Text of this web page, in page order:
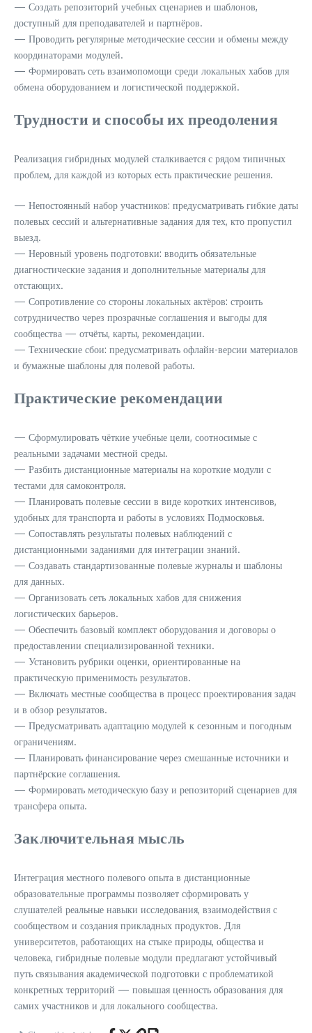
— Создать репозиторий учебных сценариев и шаблонов,
доступный для преподавателей и партнёров.
— Проводить регулярные методические сессии и обмены между
координаторами модулей.
— Формировать сеть взаимопомощи среди локальных хабов для
обмена оборудованием и логистической поддержкой.
Трудности и способы их преодоления
Реализация гибридных модулей сталкивается с рядом типичных
проблем, для каждой из которых есть практические решения.
— Непостоянный набор участников: предусматривать гибкие даты
полевых сессий и альтернативные задания для тех, кто пропустил
выезд.
— Неровный уровень подготовки: вводить обязательные
диагностические задания и дополнительные материалы для
отстающих.
— Сопротивление со стороны локальных актёров: строить
сотрудничество через прозрачные соглашения и выгоды для
сообщества — отчёты, карты, рекомендации.
— Технические сбои: предусматривать офлайн-версии материалов
и бумажные шаблоны для полевой работы.
Практические рекомендации
— Сформулировать чёткие учебные цели, соотносимые с
реальными задачами местной среды.
— Разбить дистанционные материалы на короткие модули с
тестами для самоконтроля.
— Планировать полевые сессии в виде коротких интенсивов,
удобных для транспорта и работы в условиях Подмосковья.
— Сопоставлять результаты полевых наблюдений с
дистанционными заданиями для интеграции знаний.
— Создавать стандартизованные полевые журналы и шаблоны
для данных.
— Организовать сеть локальных хабов для снижения
логистических барьеров.
— Обеспечить базовый комплект оборудования и договоры о
предоставлении специализированной техники.
— Установить рубрики оценки, ориентированные на
практическую применимость результатов.
— Включать местные сообщества в процесс проектирования задач
и в обзор результатов.
— Предусматривать адаптацию модулей к сезонным и погодным
ограничениям.
— Планировать финансирование через смешанные источники и
партнёрские соглашения.
— Формировать методическую базу и репозиторий сценариев для
трансфера опыта.
Заключительная мысль
Интеграция местного полевого опыта в дистанционные
образовательные программы позволяет сформировать у
слушателей реальные навыки исследования, взаимодействия с
сообществом и создания прикладных продуктов. Для
университетов, работающих на стыке природы, общества и
человека, гибридные полевые модули предлагают устойчивый
путь связывания академической подготовки с проблематикой
конкретных территорий — повышая ценность образования для
самих участников и для локального сообщества.